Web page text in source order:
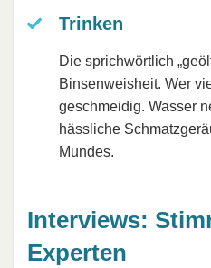
Trinken
Die sprichwörtlich
Binsenweisheit. Wer
geschmeidig. Wasser
hässliche
Mundes.
Interviews:
Experten